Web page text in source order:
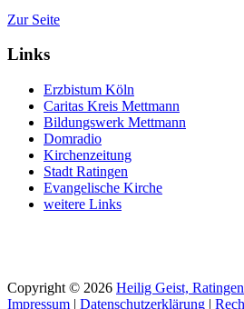
Zur Seite
Links
Erzbistum Köln
Caritas Kreis Mettmann
Bildungswerk Mettmann
Domradio
Kirchenzeitung
Stadt Ratingen
Evangelische Kirche
weitere Links
Copyright © 2026 Heilig Geist, Ratingen
Impressum | Datenschutzerklärung |